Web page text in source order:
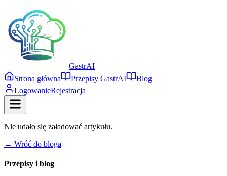
GastrAI
Strona główna
Przepisy GastrAI
Blog
LogowanieRejestracja
Nie udało się załadować artykułu.
← Wróć do bloga
Przepisy i blog